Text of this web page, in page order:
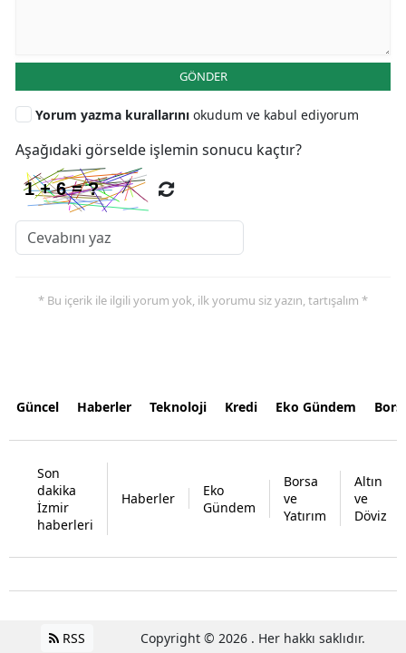
GÖNDER
Yorum yazma kurallarını okudum ve kabul ediyorum
Aşağıdaki görselde işlemin sonucu kaçtır?
* Bu içerik ile ilgili yorum yok, ilk yorumu siz yazın, tartışalım *
Güncel Haberler Teknoloji Kredi Eko Gündem
Son
dakika
İzmir
haberleri
Haberler
Eko
Gündem
Borsa
ve
Yatırım
Altın
ve
Döviz
RSS Copyright © 2026 . Her hakkı saklıdır.